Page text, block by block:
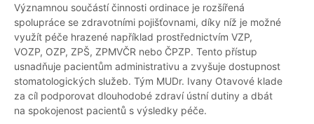
Významnou součástí činnosti ordinace je rozšířená
spolupráce se zdravotními pojišťovnami, díky níž je možné
využít péče hrazené například prostřednictvím VZP,
VOZP, OZP, ZPŠ, ZPMVČR nebo ČPZP. Tento přístup
usnadňuje pacientům administrativu a zvyšuje dostupnost
stomatologických služeb. Tým MUDr. Ivany Otavové klade
za cíl podporovat dlouhodobé zdraví ústní dutiny a dbát
na spokojenost pacientů s výsledky péče.